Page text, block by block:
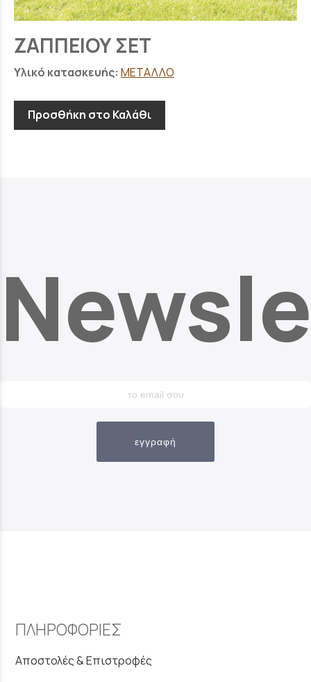
ΖΑΠΠΕΙΟΥ ΣΕΤ
Υλικό κατασκευής: ΜΕΤΑΛΛΟ
Προσθήκη στο Καλάθι
εγγραφή
ΠΛΗΡΟΦΟΡΙΕΣ
Αποστολές & Επιστροφές